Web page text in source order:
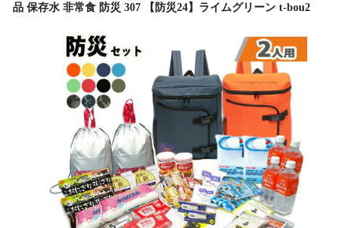
品 保存水 非常食 防災 307 【防災24】ライムグリーン t-bou2